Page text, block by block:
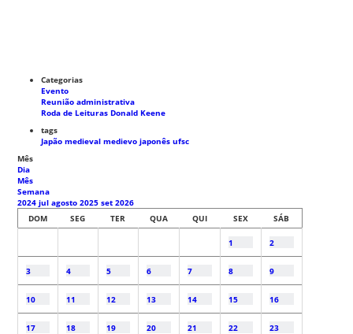
Categorias
Evento
Reunião administrativa
Roda de Leituras Donald Keene
tags
Japão medievalmedievo japonêsufsc
Mês
Dia
Mês
Semana
2024julagosto 2025 set2026
DOM
SEG TER QUA QUI SEX SÁB
1 2
3 4 5 6 7 8 9
10 11 12 13 14 15 16
17 18 19 20 21 22 23